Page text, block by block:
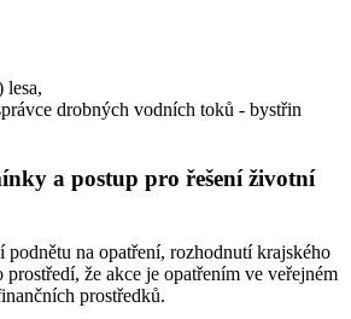
lesa,
drobných vodních toků - bystřin
a postup pro řešení životní
podnětu na opatření, rozhodnutí krajského
že akce je opatřením ve veřejném
prostředků.